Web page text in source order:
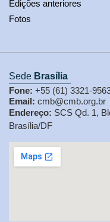
Edições anteriores
Fotos
Sede Brasília
Fone: +55 (61) 3321-
Email: cmb@cmb.org.br
Endereço: SCS Qd. 1,
Brasília/DF